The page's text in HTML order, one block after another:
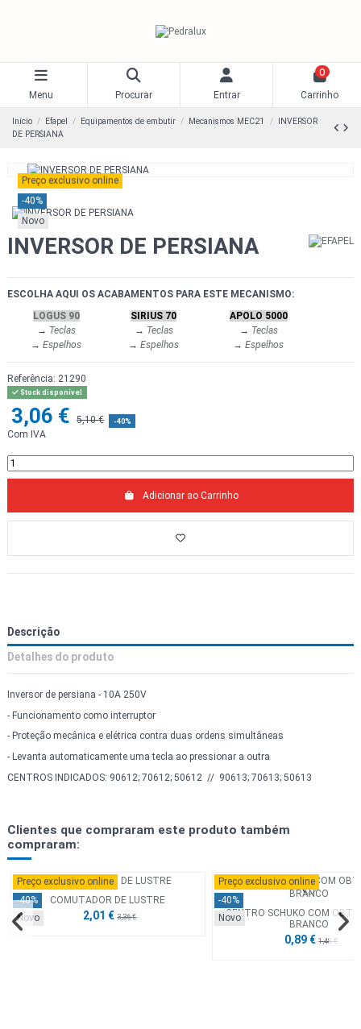
Menu Procurar Entrar
0
Carrinho
Início Efapel Equipamentos de embutir Mecanismos MEC21
INVERSOR
DE PERSIANA
Preço exclusivo online
-40%
Novo
INVERSOR DE PERSIANA
ESCOLHA AQUI OS ACABAMENTOS PARA ESTE MECANISMO:
LOGUS 90
SIRIUS 70
APOLO 5000
→ Teclas → Teclas → Teclas
→ Espelhos → Espelhos → Espelhos
Referência: 21290
Stock disponível
3,06 € 5,10 € -40%
Com IVA
Adicionar ao Carrinho
Descrição
Detalhes do produto
Inversor de persiana - 10A 250V
- Funcionamento como interruptor
- Proteção mecânica e elétrica contra duas ordens simultâneas
- Levanta automaticamente uma tecla ao pressionar a outra
CENTROS INDICADOS: 90612; 70612; 50612 // 90613; 70613; 50613
Clientes que compraram este produto também
compraram:
Preço exclusivo online
-40%
Novo
COMUTADOR DE LUSTRE
2,01 €3,36 €
Preço exclusivo online
-40%
Novo
CENTRO SCHUKO COM
BRANCO
0,89 €1,48 €